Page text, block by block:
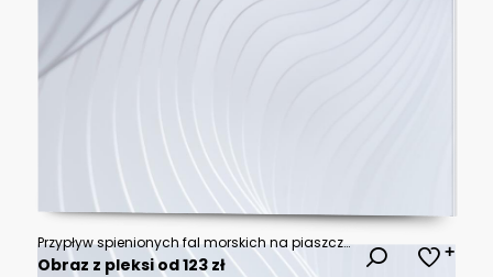
Przypływ spienionych fal morskich na piaszczystej złotej plaży w widoku z lotu ptaka
Obraz z pleksi od 123 zł